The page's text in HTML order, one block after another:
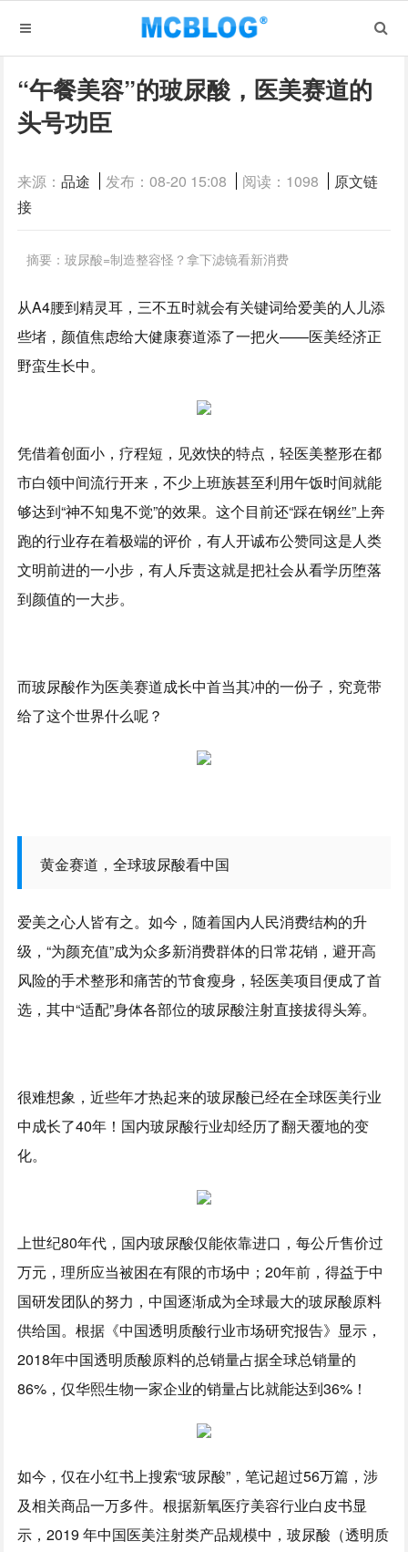
“午餐美容”的玻尿酸，医美赛道的
头号功臣
来源：品途 发布：08-20 15:08 阅读：1098
原文链
接
摘要：玻尿酸=制造整容怪？拿下滤镜看新消费
从A4腰到精灵耳，三不五时就会有关键词给爱美的人儿添
些堵，颜值焦虑给大健康赛道添了一把火——医美经济正
野蛮生长中。
凭借着创面小，疗程短，见效快的特点，轻医美整形在都
市白领中间流行开来，不少上班族甚至利用午饭时间就能
够达到“神不知鬼不觉”的效果。这个目前还“踩在钢丝”上奔
跑的行业存在着极端的评价，有人开诚布公赞同这是人类
文明前进的一小步，有人斥责这就是把社会从看学历堕落
到颜值的一大步。
而玻尿酸作为医美赛道成长中首当其冲的一份子，究竟带
给了这个世界什么呢？
黄金赛道，全球玻尿酸看中国
爱美之心人皆有之。如今，随着国内人民消费结构的升
级，“为颜充值”成为众多新消费群体的日常花销，避开高
风险的手术整形和痛苦的节食瘦身，轻医美项目便成了首
选，其中“适配”身体各部位的玻尿酸注射直接拔得头筹。
很难想象，近些年才热起来的玻尿酸已经在全球医美行业
中成长了40年！国内玻尿酸行业却经历了翻天覆地的变
化。
上世纪80年代，国内玻尿酸仅能依靠进口，每公斤售价过
万元，理所应当被困在有限的市场中；20年前，得益于中
国研发团队的努力，中国逐渐成为全球最大的玻尿酸原料
供给国。根据《中国透明质酸行业市场研究报告》显示，
2018年中国透明质酸原料的总销量占据全球总销量的
86%，仅华熙生物一家企业的销量占比就能达到36%！
如今，仅在小红书上搜索“玻尿酸”，笔记超过56万篇，涉
及相关商品一万多件。根据新氧医疗美容行业白皮书显
示，2019 年中国医美注射类产品规模中，玻尿酸（透明质